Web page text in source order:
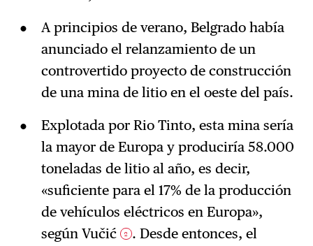
A principios de verano, Belgrado había
anunciado el relanzamiento de un
controvertido proyecto de construcción
de una mina de litio en el oeste del país.
Explotada por Rio Tinto, esta mina sería
la mayor de Europa y produciría 58.000
toneladas de litio al año, es decir,
«suficiente para el 17% de la producción
de vehículos eléctricos en Europa»,
según Vučić
2 . Desde entonces, el